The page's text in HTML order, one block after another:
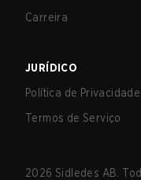
Carreira
JURÍDICO
Política de Privacidade
Termos de Serviço
2026 Sidledes AB.